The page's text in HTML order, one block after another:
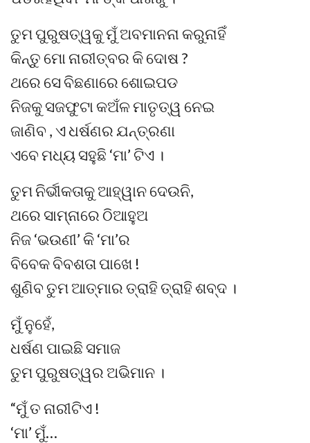
ତୁମ ପୁରୁଷତ୍ୱକୁ ମୁଁ ଅବମାନନା କରୁନାହିଁ
କିନ୍ତୁ ମୋ ନାରୀତ୍ବର କି ଦୋଷ ?
ଥରେ ସେ ବିଛଣାରେ ଶୋଇପଡ
ନିଜକୁ ସଜଫୁଟା କଅଁଳ ମାତୃତ୍ୱ ନେଇ
ଜାଣିବ , ଏ ଧର୍ଷଣର ଯନ୍ତ୍ରଣା
ଏବେ ମଧ୍ୟ ସହୁଛି ‘ମା’ ଟିଏ ।
ତୁମ ନିର୍ଭୀକତାକୁ ଆହ୍ୱାନ ଦେଉନି,
ଥରେ ସାମ୍ନାରେ ଠିଆହୁଅ
ନିଜ ‘ଭଉଣୀ’ କି ‘ମା’ର
ବିବେକ ବିବଶତା ପାଖେ !
ଶୁଣିବ ତୁମ ଆତ୍ମାର ତ୍ରାହି ତ୍ରାହି ଶବ୍ଦ ।
ମୁଁ ନୁହେଁ,
ଧର୍ଷଣ ପାଇଛି ସମାଜ
ତୁମ ପୁରୁଷତ୍ୱର ଅଭିମାନ ।
“ମୁଁ ତ ନାରୀଟିଏ !
‘ମା’ ମୁଁ…